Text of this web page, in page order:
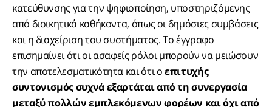
κατεύθυνσης για την ψηφιοποίηση, υποστηριζόμενης
από διοικητικά καθήκοντα, όπως οι δημόσιες συμβάσεις
και η διαχείριση του συστήματος. Το έγγραφο
επισημαίνει ότι οι ασαφείς ρόλοι μπορούν να μειώσουν
την αποτελεσματικότητα και ότι οεπιτυχής
συντονισμός συχνά εξαρτάται από τη συνεργασία
μεταξύ πολλών εμπλεκόμενων φορέων και όχι από